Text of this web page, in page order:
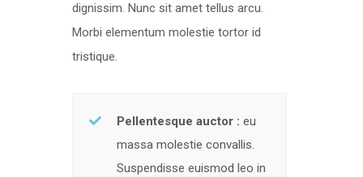
dignissim. Nunc sit amet tellus arcu.
Morbi elementum molestie tortor id
tristique.
Pellentesque auctor : eu
massa molestie convallis.
Suspendisse euismod leo in